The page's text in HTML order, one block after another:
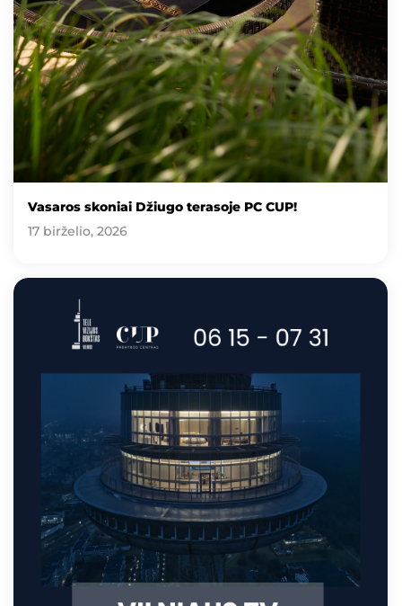
Vasaros skoniai Džiugo terasoje PC CUP!
17 birželio, 2026